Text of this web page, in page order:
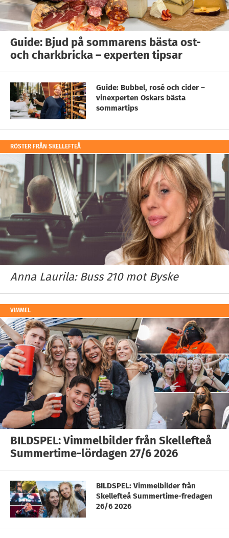
Guide: Bjud på sommarens bästa ost-
och charkbricka – experten tipsar
Guide: Bubbel, rosé och cider –
vinexperten Oskars bästa
sommartips
RÖSTER FRÅN SKELLEFTEÅ
Anna Laurila: Buss 210 mot Byske
VIMMEL
BILDSPEL: Vimmelbilder från Skellefteå
Summertime-lördagen 27/6 2026
BILDSPEL: Vimmelbilder från
Skellefteå Summertime-fredagen
26/6 2026